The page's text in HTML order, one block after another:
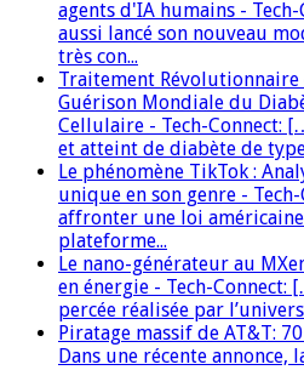
agents d'IA humains -
aussi lancé son nouveau
très con...
Traitement Révolutionnaire
Guérison Mondiale du
Cellulaire - Tech-Connect:
et atteint de diabète de
Le phénomène TikTok :
unique en son genre -
affronter une loi
plateforme...
Le nano-générateur au
en énergie - Tech-Connect:
percée réalisée par
Piratage massif de AT&T:
Dans une récente annonce,